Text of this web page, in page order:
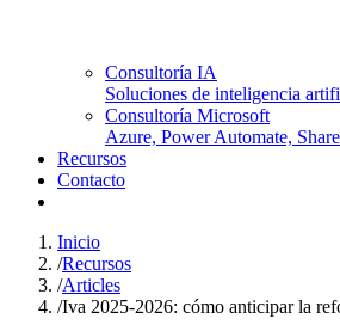
Consultoría IA
Soluciones de inteligencia
Consultoría Microsoft
Azure, Power Automate,
Recursos
Contacto
Inicio
/Recursos
/Articles
/Iva 2025-2026: cómo anticipar la